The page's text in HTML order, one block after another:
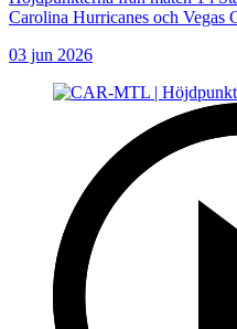
Carolina Hurricanes och Vegas
03 jun 2026